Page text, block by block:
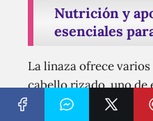
Nutrición y
esenciales
La linaza ofrece
cabello rizado, uno de
para brindar nutrición